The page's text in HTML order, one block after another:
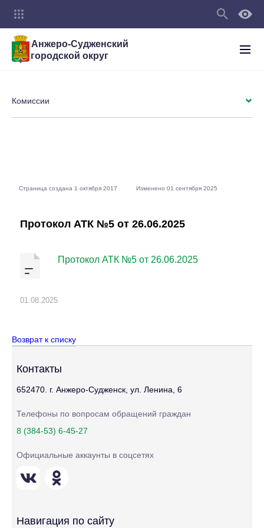
Анжеро-Судженский
городской округ
Протокол АТК №5 от 26.06.2025
Протокол АТК №5 от 26.06.2025
01.08.2025
Возврат к списку
Комиссии
Страница создана 1 октября 2017 Изменено 01 сентября 2025
Контакты
652470. г. Анжеро-Судженск, ул. Ленина, 6
Телефоны по вопросам обращений граждан
8 (384-53) 6-45-27
Официальные аккаунты в соцсетях
Навигация по сайту